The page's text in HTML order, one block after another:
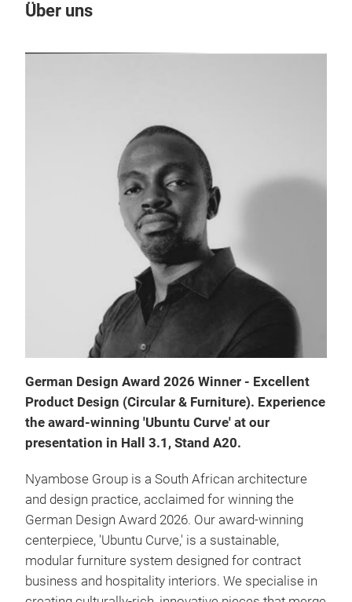
Über uns
German Design Award 2026 Winner - Excellent
Product Design (Circular & Furniture). Experience
the award-winning 'Ubuntu Curve' at our
presentation in Hall 3.1, Stand A20.
Nyambose Group is a South African architecture
and design practice, acclaimed for winning the
German Design Award 2026. Our award-winning
centerpiece, 'Ubuntu Curve,' is a sustainable,
modular furniture system designed for contract
business and hospitality interiors. We specialise in